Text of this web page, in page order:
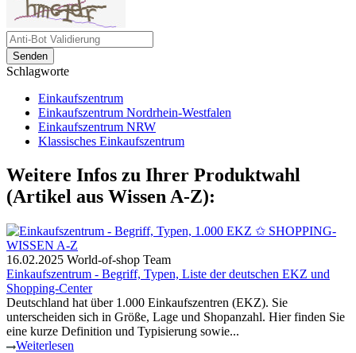
Senden
Schlagworte
Einkaufszentrum
Einkaufszentrum Nordrhein-Westfalen
Einkaufszentrum NRW
Klassisches Einkaufszentrum
Weitere Infos zu Ihrer Produktwahl
(Artikel aus Wissen A-Z):
16.02.2025 World-of-shop Team
Einkaufszentrum - Begriff, Typen, Liste der deutschen EKZ und
Shopping-Center
Deutschland hat über 1.000 Einkaufszentren (EKZ). Sie
unterscheiden sich in Größe, Lage und Shopanzahl. Hier finden Sie
eine kurze Definition und Typisierung sowie...
Weiterlesen